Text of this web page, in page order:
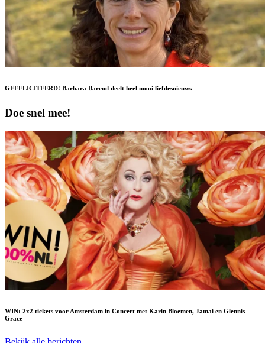
GEFELICITEERD! Barbara Barend deelt heel mooi liefdesnieuws
Doe snel mee!
WIN: 2x2 tickets voor Amsterdam in Concert met Karin Bloemen, Jamai en Glennis
Grace